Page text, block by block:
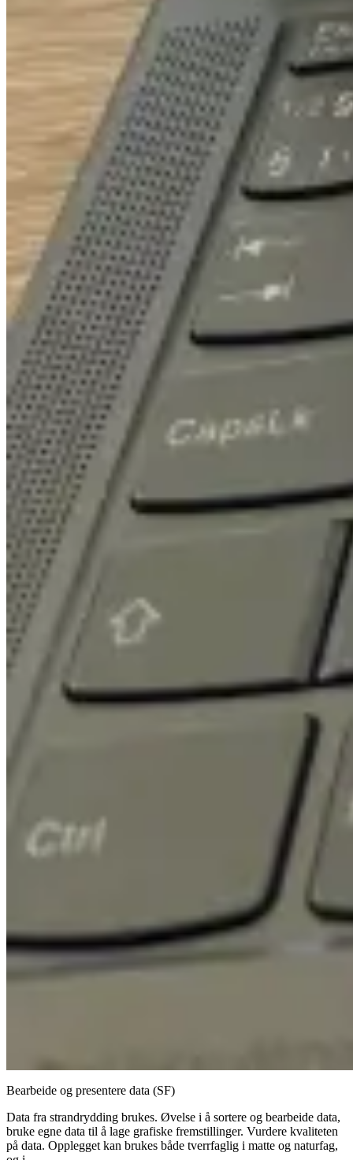
Bearbeide og presentere data (SF)
Data fra strandrydding brukes. Øvelse i å sortere og bearbeide data,
bruke egne data til å lage grafiske fremstillinger. Vurdere kvaliteten
på data. Opplegget kan brukes både tverrfaglig i matte og naturfag,